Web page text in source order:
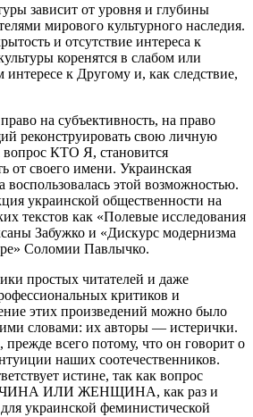
зависит от уровня и глубины
мирового культурного наследия.
и отсутствие интереса к
коренятся в слабом или
к Другому и, как следствие,
на субъективность, на право
реконструировать свою личную
вопрос КТО Я, становится
от своего имени. Украинская
воспользовалась этой возможностью.
украинской общественности на
текстов как «Полевые исследования
Забужко и «Дискурс модернизма
Соломии Павлычко.
простых читателей и даже
критиков и
этих произведений можно было
словами: их авторы — истерички.
всего потому, что он говорит о
наших соотечественников.
истине, так как вопрос
ИЛИ ЖЕНЩИНА, как раз и
украинской феминистической